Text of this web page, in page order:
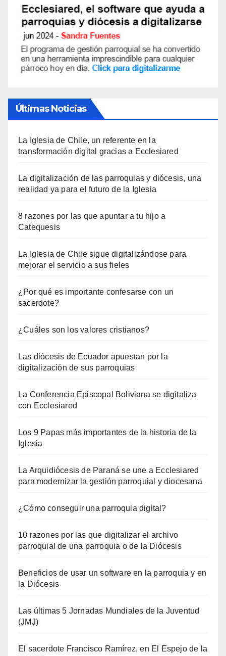
Últimas Noticias
La Iglesia de Chile, un referente en la
transformación digital gracias a Ecclesiared
La digitalización de las parroquias y diócesis, una
realidad ya para el futuro de la Iglesia
8 razones por las que apuntar a tu hijo a
Catequesis
La Iglesia de Chile sigue digitalizándose para
mejorar el servicio a sus fieles
¿Por qué es importante confesarse con un
sacerdote?
¿Cuáles son los valores cristianos?
Las diócesis de Ecuador apuestan por la
digitalización de sus parroquias
La Conferencia Episcopal Boliviana se digitaliza
con Ecclesiared
Los 9 Papas más importantes de la historia de la
Iglesia
La Arquidiócesis de Paraná se une a Ecclesiared
para modernizar la gestión parroquial y diocesana
¿Cómo conseguir una parroquia digital?
10 razones por las que digitalizar el archivo
parroquial de una parroquia o de la Diócesis
Beneficios de usar un software en la parroquia y en
la Diócesis
Las últimas 5 Jornadas Mundiales de la Juventud
(JMJ)
El sacerdote Francisco Ramírez, en El Espejo de la